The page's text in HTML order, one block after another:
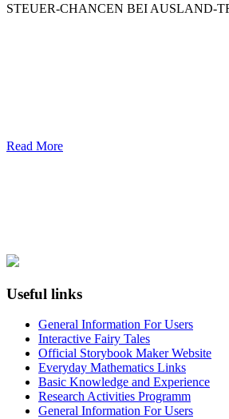
STEUER-CHANCEN BEI AUSLAND-
Read More
Useful links
General Information For Users
Interactive Fairy Tales
Official Storybook Maker Website
Everyday Mathematics Links
Basic Knowledge and Experience
Research Activities Programm
General Information For Users